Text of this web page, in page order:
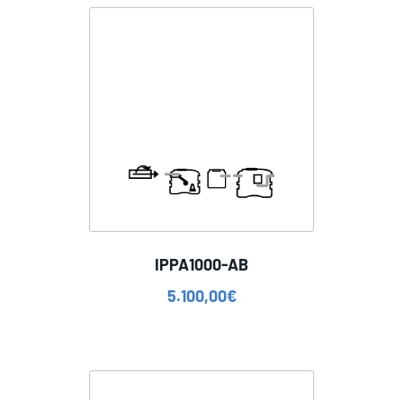
IPPA1000-AB
5.100,00€